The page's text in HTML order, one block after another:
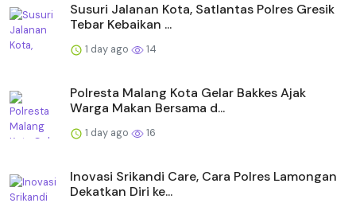
Susuri Jalanan Kota, Satlantas Polres Gresik
Tebar Kebaikan ...
1 day ago 14
Polresta Malang Kota Gelar Bakkes Ajak
Warga Makan Bersama d...
1 day ago 16
Inovasi Srikandi Care, Cara Polres Lamongan
Dekatkan Diri ke...